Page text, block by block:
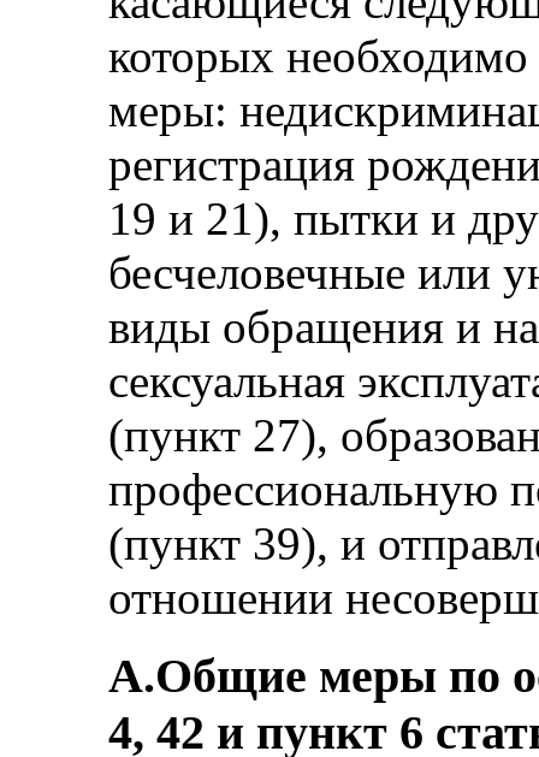
которых необходимо
меры:
регистрация
19 и 21), пытки и
бесчеловечные или
виды обращения и
сексуальная
(пункт 27),
профессиональную
(пункт 39), и
отношении
A.Общие меры по
4, 42 и пункт 6